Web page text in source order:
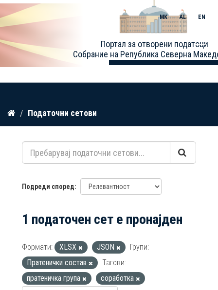
Прескокнете
содржина
Портал за отворени податоци
Собрание на Република Северна
MK AL EN
Toggle
Податочни сетови
Подреди според
1 податочен сет е пронајден
Формати: XLSX JSON
Групи:
Пратенички состав
Тагови:
пратеничка група
соработка